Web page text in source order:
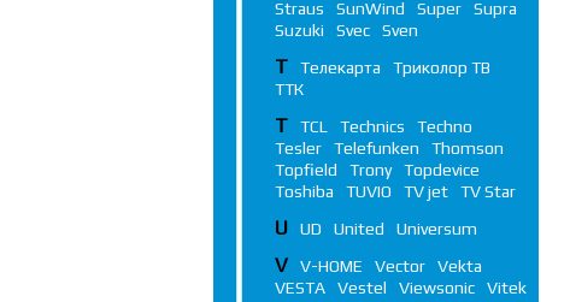
Straus
SunWind Super
Supra
Suzuki
Svec Sven
Т Телекарта
Триколор ТВ
ТТК
T TCL Technics
Techno
Tesler
Telefunken
Thomson
Topfield
Trony
Topdevice
Toshiba
TUVIO TV jet TV Star
U UD United Universum
V V-HOME Vector
Vekta
VESTA
Vestel Viewsonic
Vitek